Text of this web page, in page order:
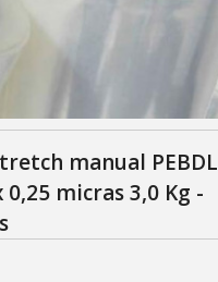
manual PEBDL
0,25 micras 3,0 Kg -